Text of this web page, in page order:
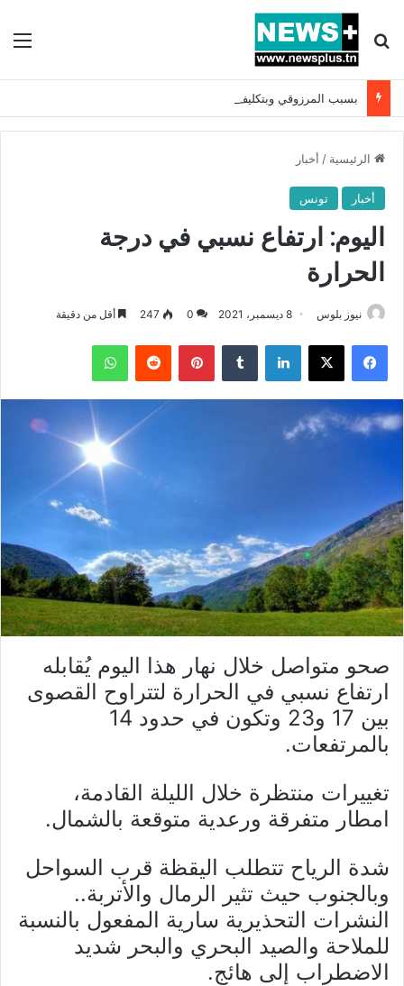
بحث عن
الرئيسية / أخبار
أخبار تونس
اليوم: ارتفاع نسبي في درجة
الحرارة
نيوز بلوس 8 ديسمبر، 2021 0
247 أقل من دقيقة
فيسبوك X لينكدإن بينتيريست واتساب
صحو متواصل خلال نهار هذا اليوم يُقابله
ارتفاع نسبي في الحرارة لتتراوح القصوى
بين 17 و23 وتكون في حدود 14
بالمرتفعات.
تغييرات منتظرة خلال الليلة القادمة،
امطار متفرقة ورعدية متوقعة بالشمال.
شدة الرياح تتطلب اليقظة قرب السواحل
وبالجنوب حيث تثير الرمال والأتربة..
النشرات التحذيرية سارية المفعول بالنسبة
للملاحة والصيد البحري والبحر شديد
الاضطراب إلى هائج.